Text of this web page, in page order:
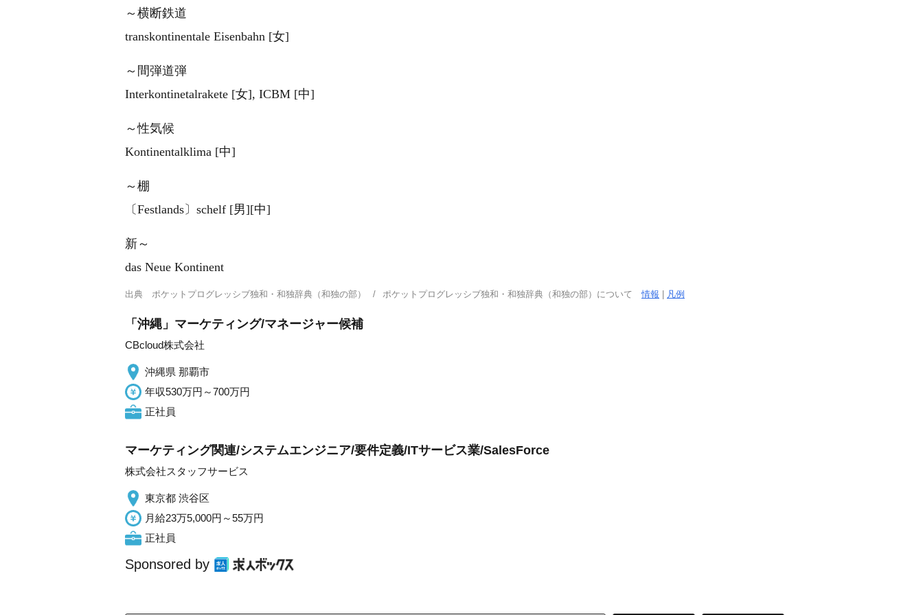
～横断鉄道
transkontinentale Eisenbahn [女]
～間弾道弾
Interkontinetalrakete [女], ICBM [中]
～性気候
Kontinentalklima [中]
～棚
〔Festlands〕schelf [男][中]
新～
das Neue Kontinent
出典 ポケットプログレッシブ独和・和独辞典（和独の部） ポケットプログレッシブ独和・和独辞典（和独の部）について情報 凡例
「沖縄」マーケティング/マネージャー候補
CBcloud株式会社
沖縄県 那覇市
年収530万円～700万円
正社員
マーケティング関連/システムエンジニア/要件定義/ITサービス業/SalesForce
株式会社スタッフサービス
東京都 渋谷区
月給23万5,000円～55万円
正社員
Sponsored by